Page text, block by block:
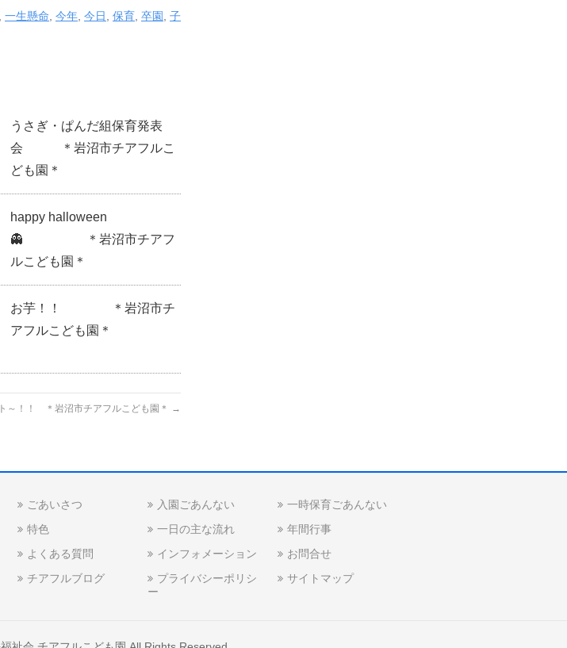
一生懸命 今年 今日 保育 卒園 子
うさぎ・ぱんだ組保育発表
会 ＊岩沼市チアフルこ
ども園＊
happy halloween
👻 ＊岩沼市チアフ
ルこども園＊
お芋！！ ＊岩沼市チ
アフルこども園＊
～！！ ＊岩沼市チアフルこども園＊ →
ごあいさつ 入園ごあんない
一時保育ごあんない
特色 一日の主な流れ
年間行事
よくある質問 インフォメーション
お問合せ
チアフルブログ
プライバシーポリシ
ー
サイトマップ